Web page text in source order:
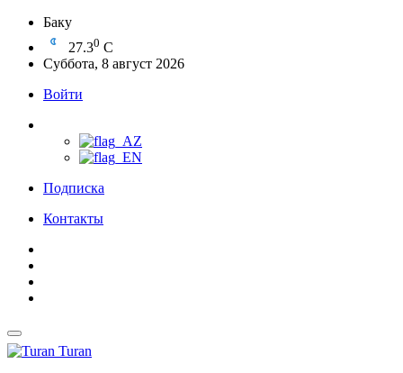
Баку
27.30 C
Суббота, 8 август 2026
Войти
Подписка
Контакты
Turan